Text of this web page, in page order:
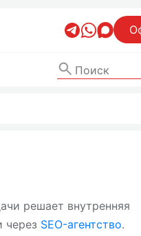
решает внутренняя
через SEO-агентство.